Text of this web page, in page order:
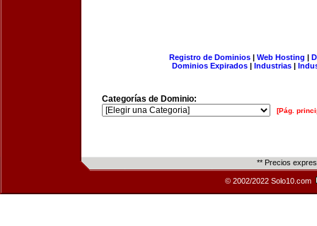
Registro de Dominios| Web Hosting |
Dominios Expirados | Industrias |
Categorías de Dominio:
[Pág.
** Precios
© 2002/2022 Solo10.com